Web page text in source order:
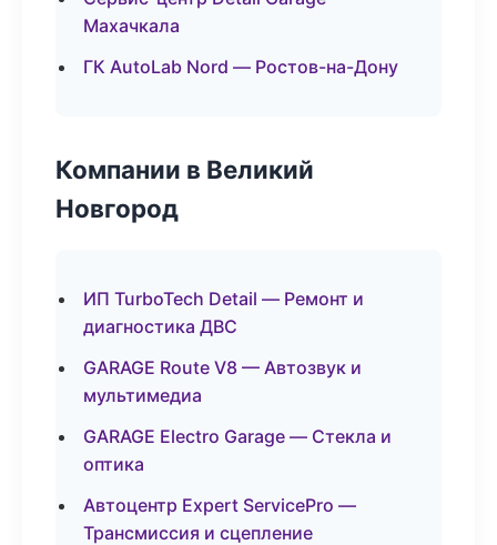
Махачкала
ГК AutoLab Nord — Ростов-на-Дону
Компании в Великий
Новгород
ИП TurboTech Detail — Ремонт и
диагностика ДВС
GARAGE Route V8 — Автозвук и
мультимедиа
GARAGE Electro Garage — Стекла и
оптика
Автоцентр Expert ServicePro —
Трансмиссия и сцепление